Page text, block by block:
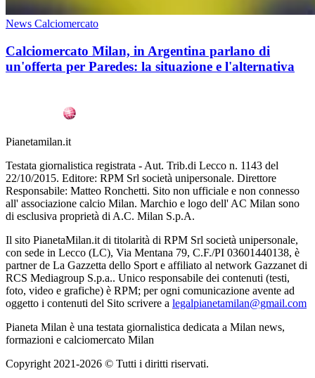
News Calciomercato
Calciomercato Milan, in Argentina parlano di
un'offerta per Paredes: la situazione e l'alternativa
Pianetamilan.it
Testata giornalistica registrata - Aut. Trib.di Lecco n. 1143 del
22/10/2015. Editore: RPM Srl società unipersonale. Direttore
Responsabile: Matteo Ronchetti. Sito non ufficiale e non connesso
all' associazione calcio Milan. Marchio e logo dell' AC Milan sono
di esclusiva proprietà di A.C. Milan S.p.A.
Il sito PianetaMilan.it di titolarità di RPM Srl società unipersonale,
con sede in Lecco (LC), Via Mentana 79, C.F./PI 03601440138, è
partner de La Gazzetta dello Sport e affiliato al network Gazzanet di
RCS Mediagroup S.p.a.. Unico responsabile dei contenuti (testi,
foto, video e grafiche) è RPM; per ogni comunicazione avente ad
oggetto i contenuti del Sito scrivere a legalpianetamilan@gmail.com
Pianeta Milan è una testata giornalistica dedicata a Milan news,
formazioni e calciomercato Milan
Copyright 2021-2026 © Tutti i diritti riservati.